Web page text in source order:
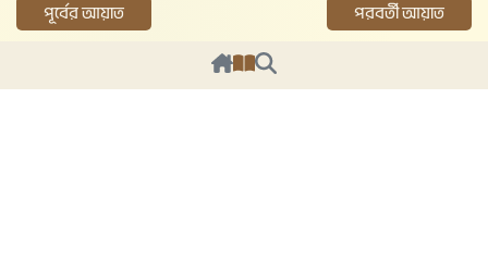
পূর্বের আয়াত পরবর্তী আয়াত